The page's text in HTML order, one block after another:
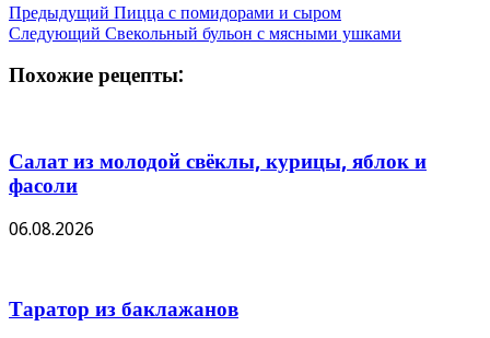
Предыдущий Пицца с помидорами и сыром
Следующий Свекольный бульон с мясными ушками
Похожие рецепты:
Салат из молодой свёклы, курицы, яблок и
фасоли
06.08.2026
Таратор из баклажанов